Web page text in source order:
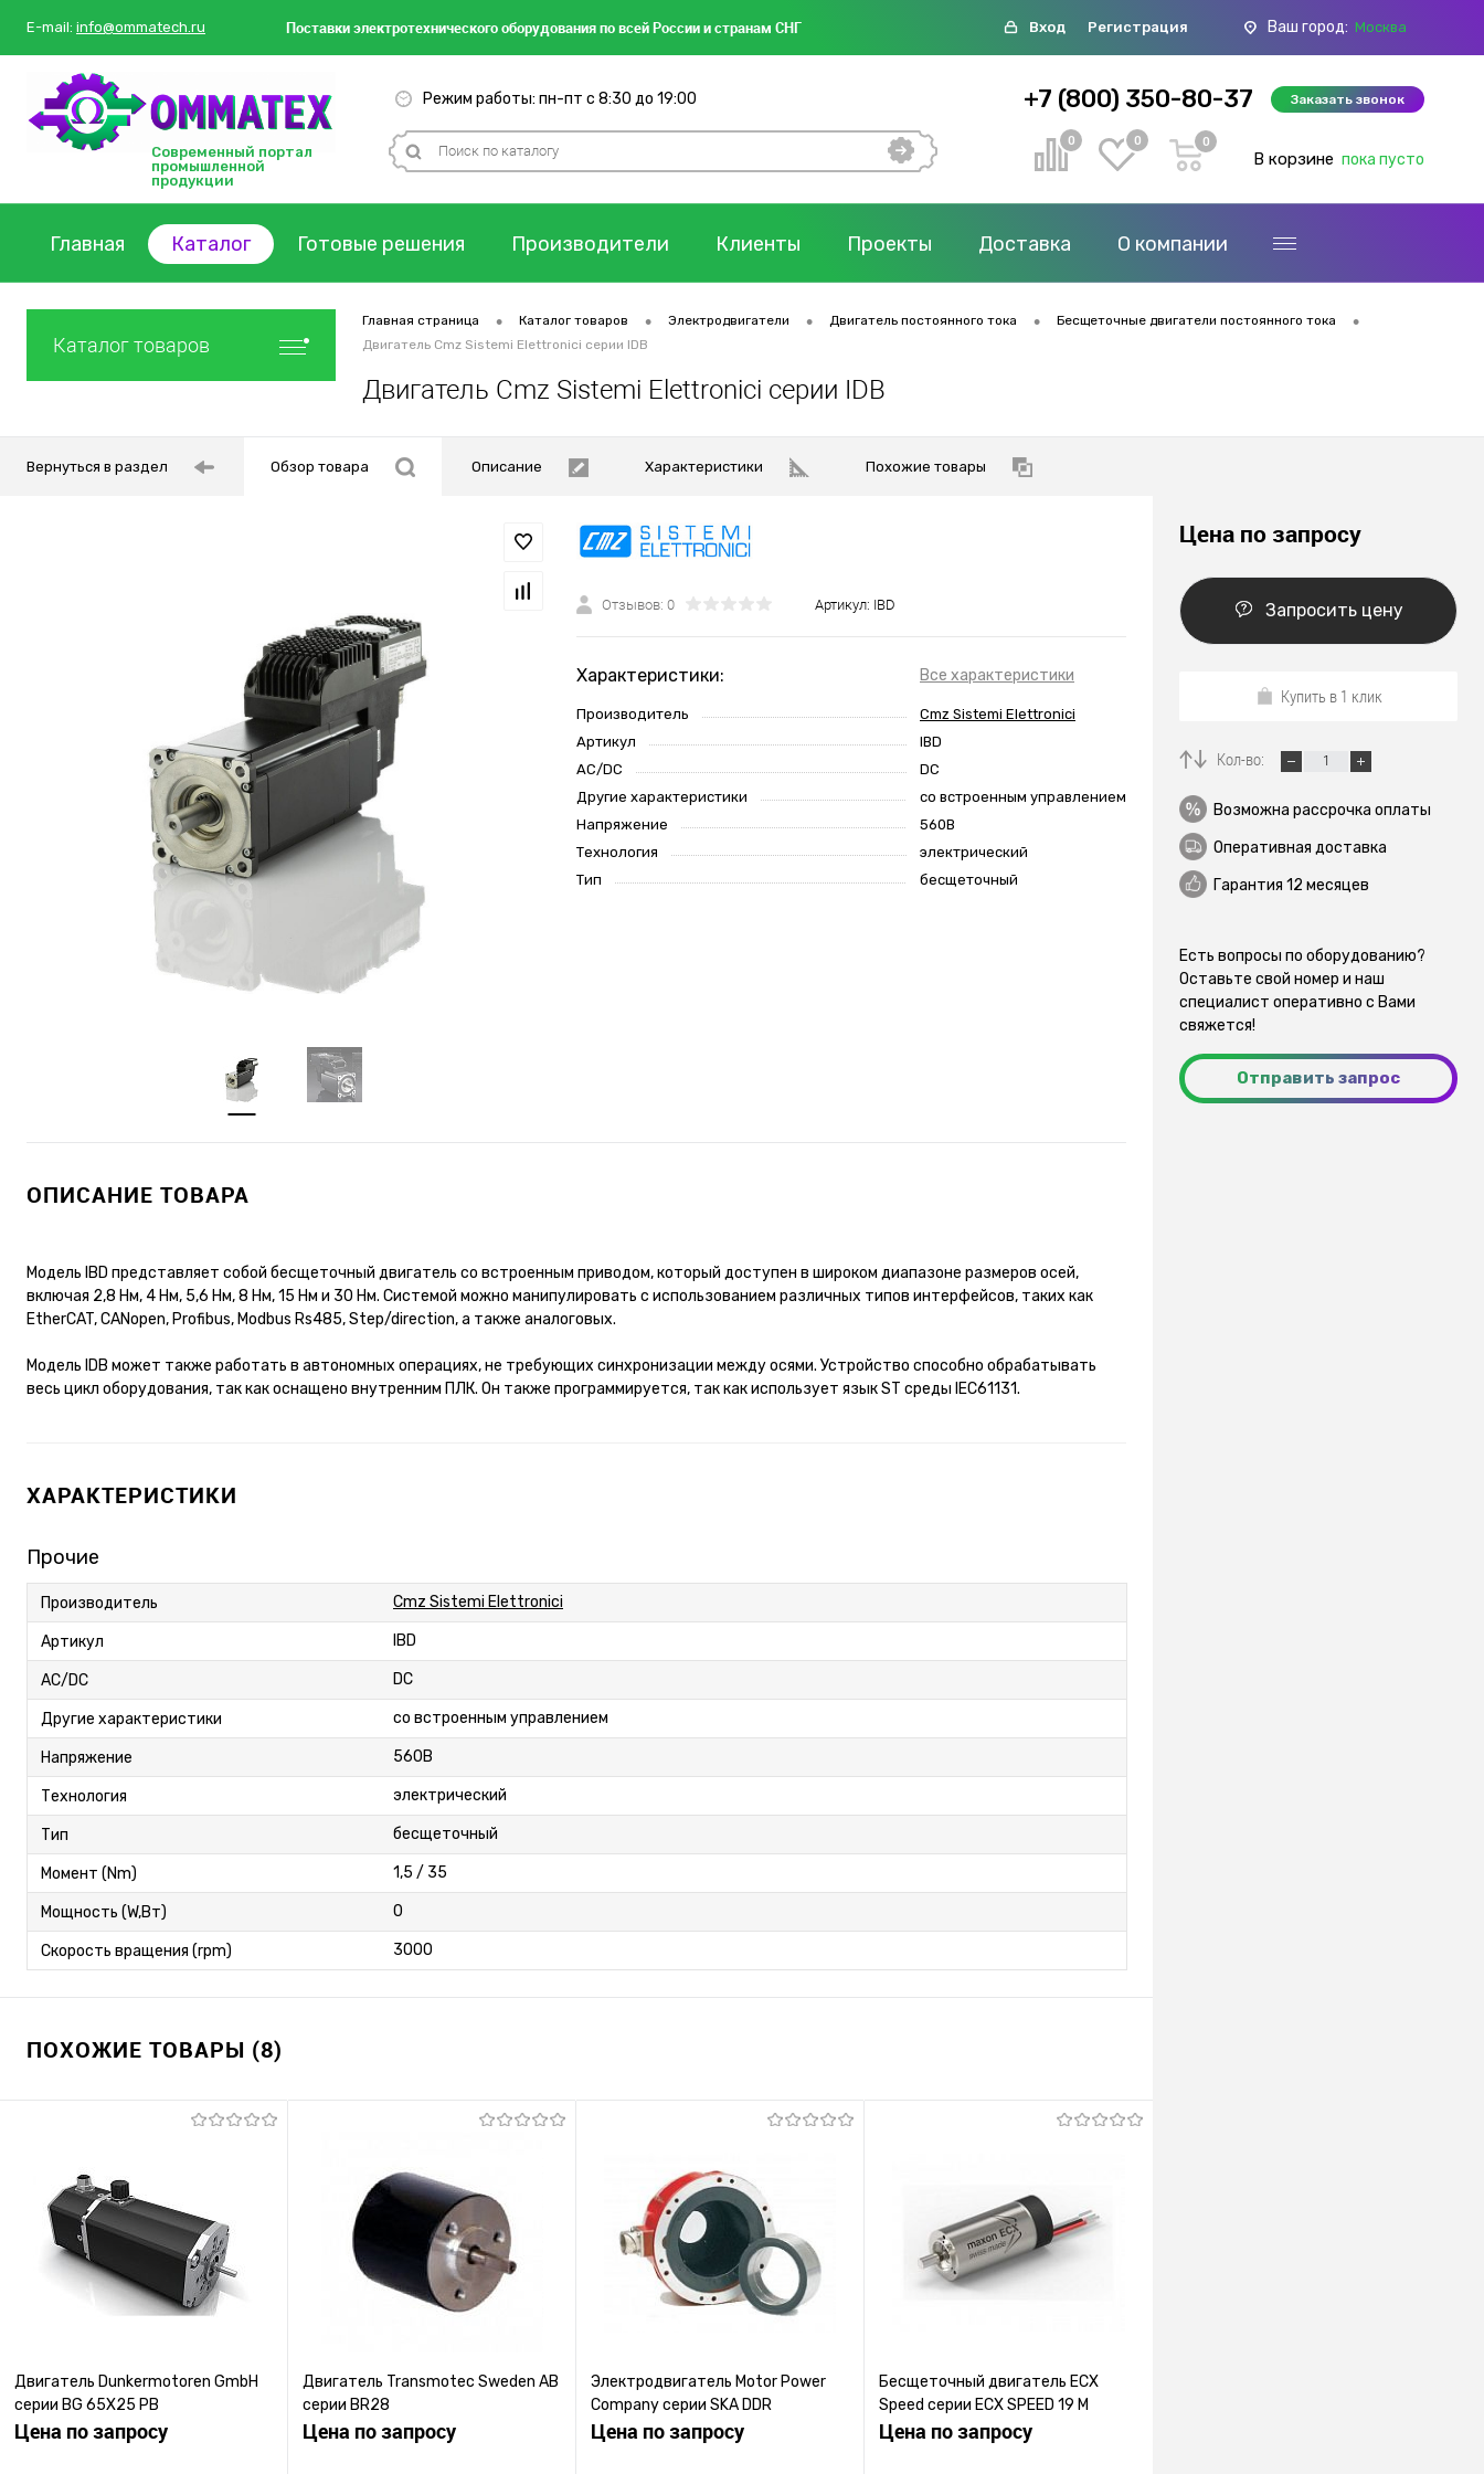
E-mail: info@ommatech.ru Поставкиэлектротехнического оборудования по всей России и странам СНГ Вход Регистрация Ваш город: Москва
Современный портал
промышленной
продукции
Режим работы: пн-пт с 8:30 до 19:00 +7 (800) 350-80-37 Заказать звонок
0 0 0
В корзине пока пусто
Главная Каталог Готовые решения Производители Клиенты Проекты Доставка О компании
Каталог товаров
Главная страница • Каталог товаров • Электродвигатели • Двигатель постоянного тока • Бесщеточные двигатели постоянного тока •
Двигатель Cmz Sistemi Elettronici серии IDB
Двигатель Cmz Sistemi Elettronici серии IDB
Вернуться в раздел Обзор товара Описание Характеристики Похожие товары
Отзывов: 0 Артикул: IBD
Характеристики: Все характеристики
Производитель
Cmz Sistemi Elettronici
Артикул
IBD
AC/DC
DC
Другие характеристики
со встроенным управлением
Напряжение
560В
Технология
электрический
Тип
бесщеточный
ОПИСАНИЕ ТОВАРА
Модель IBD представляет собой бесщеточный двигатель со встроенным приводом, который доступен в широком диапазоне размеров осей,
включая 2,8 Нм, 4 Нм, 5,6 Нм, 8 Нм, 15 Нм и 30 Нм. Системой можно манипулировать с использованием различных типов интерфейсов, таких как
EtherCAT, CANopen, Profibus, Modbus Rs485, Step/direction, а также аналоговых.
Модель IDB может также работать в автономных операциях, не требующих синхронизации между осями. Устройство способно обрабатывать
весь цикл оборудования, так как оснащено внутренним ПЛК. Он также программируется, так как использует язык ST среды IEC61131.
ХАРАКТЕРИСТИКИ
Прочие
Производитель Cmz Sistemi Elettronici
Артикул IBD
AC/DC DC
Другие характеристики со встроенным управлением
Напряжение 560В
Технология электрический
Тип бесщеточный
Момент (Nm) 1,5 / 35
Мощность (W,Вт) 0
Скорость вращения (rpm) 3000
ПОХОЖИЕ ТОВАРЫ (8)
Двигатель Dunkermotoren GmbH
серии BG 65X25 PB
Цена по запросу
Двигатель Transmotec Sweden AB
серии BR28
Цена по запросу
Электродвигатель Motor Power
Company серии SKA DDR
Цена по запросу
Бесщеточный двигатель ECX
Speed серии ECX SPEED 19 M
Цена по запросу
Цена по запросу
Запросить цену
Купить в 1 клик
Кол-во:
Возможна рассрочка оплаты
Оперативная доставка
Гарантия 12 месяцев
Есть вопросы по оборудованию?
Оставьте свой номер и наш
специалист оперативно с Вами
свяжется!
Отправить запрос